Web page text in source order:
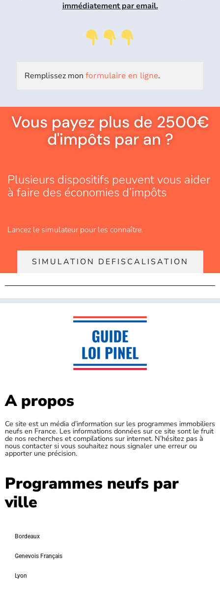
immédiatement par email.
Remplissez mon formulaire en ligne.
Vous payez plus de 2500€
d'impôts par an ?
Plusieurs dispositifs peuvent vous aider
à faire des économies d’impôts
Lancez le simulateur pour les connaître.
SIMULATION DEFISCALISATION
A propos
Ce site est un média d’information sur les programmes immobiliers
neufs en France. Les informations données sur ce site sont le fruit
de nos recherches et compilations sur internet. N’hésitez pas à
nous contacter si vous souhaitez nous signaler une erreur ou
apporter une précision.
Programmes neufs par
ville
Bordeaux
Genevois Français
Lyon